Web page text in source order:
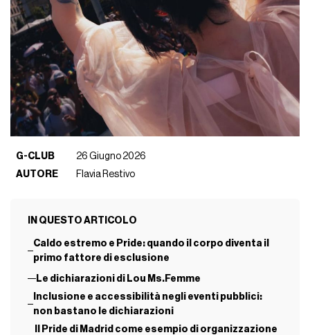
G-CLUB
26 Giugno 2026
AUTORE
Flavia Restivo
IN QUESTO ARTICOLO
Caldo estremo e Pride: quando il corpo diventa il
primo fattore di esclusione
Le dichiarazioni di Lou Ms.Femme
Inclusione e accessibilità negli eventi pubblici:
non bastano le dichiarazioni
Il Pride di Madrid come esempio di organizzazione